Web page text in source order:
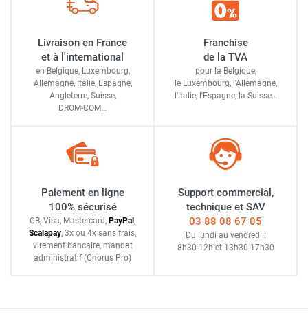
Livraison en France
et à l'international
en Belgique, Luxembourg,
Allemagne, Italie, Espagne,
Angleterre, Suisse,
DROM-COM…
Franchise
de la TVA
pour la Belgique,
le Luxembourg, l'Allemagne,
l'Italie, l'Espagne, la Suisse…
Paiement en ligne
100% sécurisé
CB, Visa, Mastercard, PayPal ,
Scalapay, 3x ou 4x sans frais,
virement bancaire, mandat
administratif (Chorus Pro)
Support commercial,
technique et SAV
03 88 08 67 05
Du lundi au vendredi :
8h30-12h et 13h30-17h30